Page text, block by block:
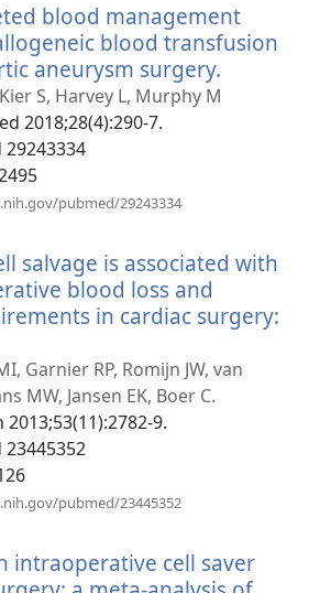
fenêtre)
blood management
blood transfusion
aneurysm surgery.
S, Harvey L, Murphy M
2018;28(4):290-7.
29243334
pubmed/29243334
fenêtre)
salvage is associated with
blood loss and
in cardiac surgery:
Garnier RP, Romijn JW, van
MW, Jansen EK, Boer C.
9.
23445352
pubmed/23445352
fenêtre)
intraoperative cell saver